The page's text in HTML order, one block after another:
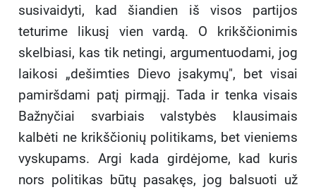
susivaidyti, kad šiandien iš visos partijos
teturime likusį vien vardą. O krikščionimis
skelbiasi, kas tik netingi, argumentuo­dami, jog
laikosi „dešimties Dievo įsakymų", bet visai
pamiršdami patį pirmąjį. Tada ir tenka visais
Bažnyčiai svarbiais valstybės klausimais
kalbėti ne krikščionių politikams, bet vieniems
vyskupams. Argi kada girdėjome, kad kuris
nors politikas būtų pasakęs, jog balsuoti už